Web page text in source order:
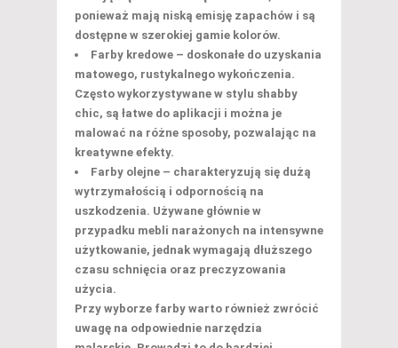
ponieważ mają niską emisję zapachów i są
dostępne w szerokiej gamie kolorów.
Farby kredowe – doskonałe do uzyskania
matowego, rustykalnego wykończenia.
Często wykorzystywane w stylu shabby
chic, są łatwe do aplikacji i można je
malować na różne sposoby, pozwalając na
kreatywne efekty.
Farby olejne – charakteryzują się dużą
wytrzymałością i odpornością na
uszkodzenia. Używane głównie w
przypadku mebli narażonych na intensywne
użytkowanie, jednak wymagają dłuższego
czasu schnięcia oraz preczyzowania
użycia.
Przy wyborze farby warto również zwrócić
uwagę na odpowiednie narzędzia